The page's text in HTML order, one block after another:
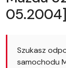
05.2004]
Szukasz
samochodu